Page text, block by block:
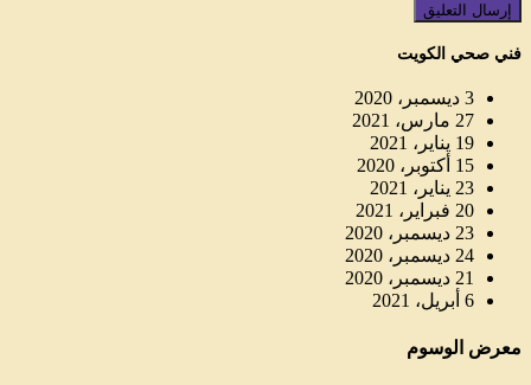
فني صحي الكويت
3 ديسمبر، 2020
27 مارس، 2021
19 يناير، 2021
15 أكتوبر، 2020
23 يناير، 2021
20 فبراير، 2021
23 ديسمبر، 2020
24 ديسمبر، 2020
21 ديسمبر، 2020
6 أبريل، 2021
معرض الوسوم